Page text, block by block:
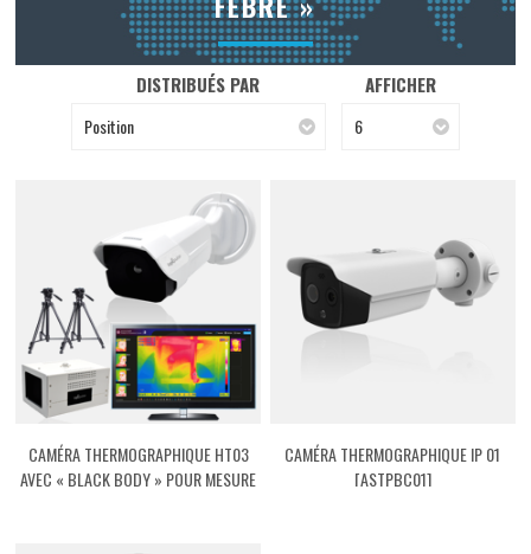
DISTRIBUÉS PAR
Position
AFFICHER
6
CAMÉRA THERMOGRAPHIQUE HT03
AVEC « BLACK BODY » POUR MESURE
CAMÉRA THERMOGRAPHIQUE IP 01
[ASTPBC01]